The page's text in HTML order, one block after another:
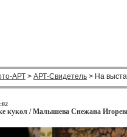
АРТ > АРТ-Свидетель > На
кукол / Малышева Снежана